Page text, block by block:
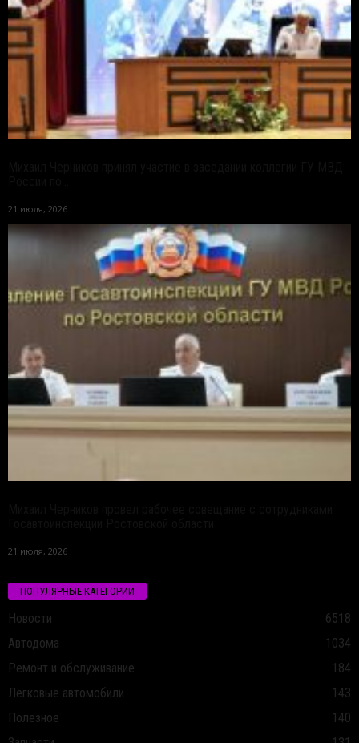
21 июля, 2026
21 июля, 2026
ПОПУЛЯРНЫЕ КАТЕГОРИИ
Новости
6518
Автодома
1034
Ремонт и обслуживание
184
Легковые автомобили
143
Полезное
140